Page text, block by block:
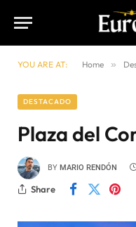
YOU ARE AT: Home »
DESTACADO
Plaza del
BY MARIO RENDÓN
Share